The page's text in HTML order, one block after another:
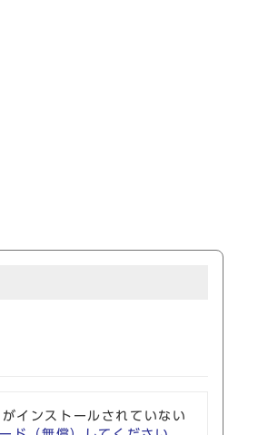
インストールされていない